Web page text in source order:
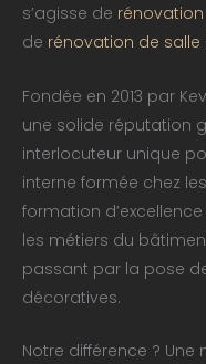
s’agisse de
de rénovation de salle
Fondée en 2013 par
une solide réputation
interlocuteur unique
interne formée chez
formation
les métiers du
passant par la pose
décoratives.
Notre différence ?